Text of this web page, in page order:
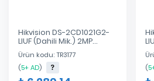
Hikvision DS-2CD1021G2-
LIUF (Dahili Mik.) 2MP
2.8mm Akıllı Hibrit Işık
(H265+)
Ürün kodu: TR3177
(5+ AD)
(